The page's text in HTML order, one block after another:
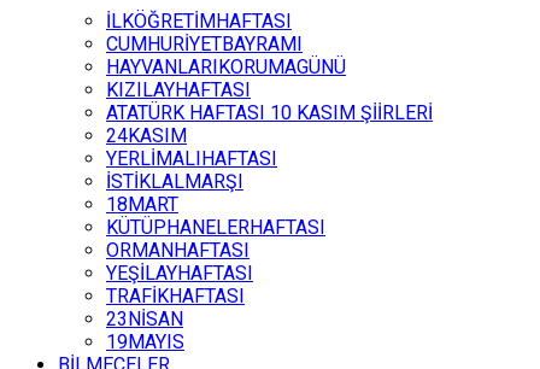
İLKÖĞRETİMHAFTASI
CUMHURİYETBAYRAMI
HAYVANLARIKORUMAGÜNÜ
KIZILAYHAFTASI
ATATÜRK HAFTASI 10 KASIM ŞİİRLERİ
24KASIM
YERLİMALIHAFTASI
İSTİKLALMARŞI
18MART
KÜTÜPHANELERHAFTASI
ORMANHAFTASI
YEŞİLAYHAFTASI
TRAFİKHAFTASI
23NİSAN
19MAYIS